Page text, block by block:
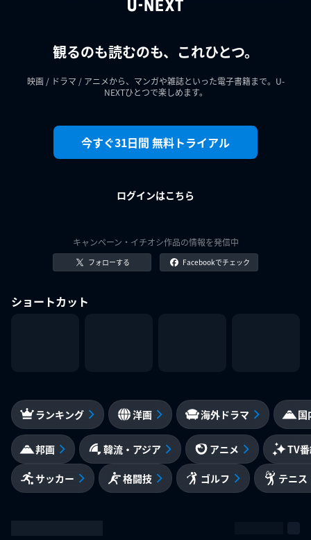
観るのも読むのも、これひとつ。
映画 / ドラマ / アニメから、マンガや雑誌といった電子書籍まで。U-
NEXTひとつで楽しめます。
今すぐ31日間 無料トライアル
ログインはこちら
キャンペーン・イチオシ作品の情報を発信中
フォローする Facebookでチェック
ショートカット
ランキング 洋画 海外ドラマ 国
邦画 韓流・アジア アニメ TV
サッカー 格闘技 ゴルフ テニス